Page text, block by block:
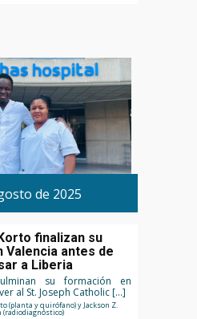
de 2025
finalizan su
antes de
a Liberia
su formación en
al St. Joseph Catholic […]
(planta y quirófano) y Jackson Z.
(radiodiagnóstico)